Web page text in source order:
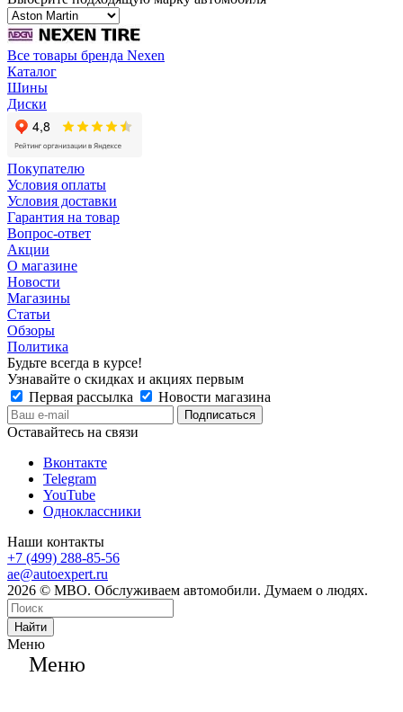
Все товары бренда Nexen
Каталог
Шины
Диски
Покупателю
Условия оплаты
Условия доставки
Гарантия на товар
Вопрос-ответ
Акции
О магазине
Новости
Магазины
Статьи
Обзоры
Политика
Будьте всегда в курсе!
Узнавайте о скидках и акциях первым
Первая рассылка
Новости магазина
Оставайтесь на связи
Вконтакте
Telegram
YouTube
Одноклассники
Наши контакты
+7 (499) 288-85-56
ae@autoexpert.ru
2026 © МВО. Обслуживаем автомобили. Думаем о людях.
Найти
Меню
Меню